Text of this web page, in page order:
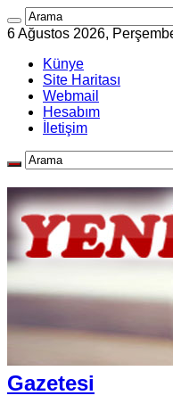
6 Ağustos 2026,
Künye
Site Haritası
Webmail
Hesabım
İletişim
Gazetesi